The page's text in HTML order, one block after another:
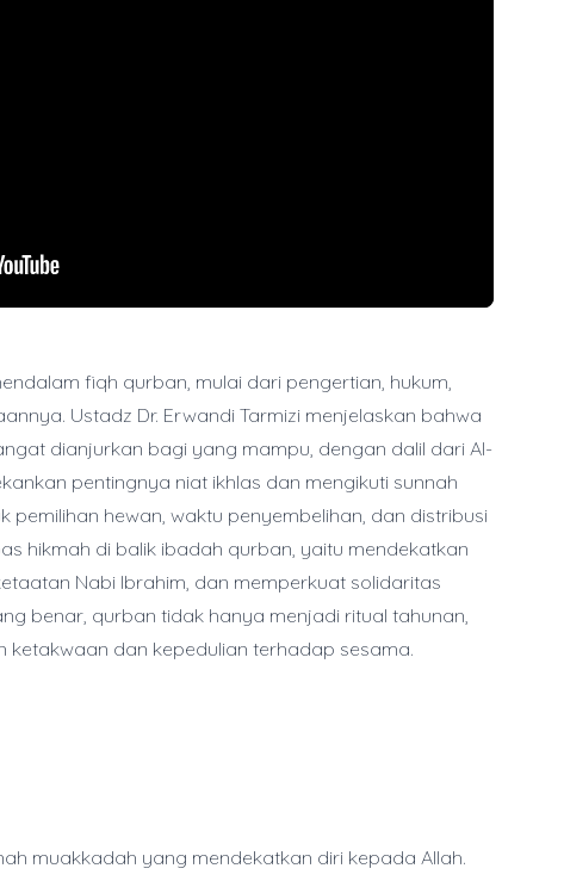
fiqh qurban, mulai dari pengertian, hukum,
Ustadz Dr. Erwandi Tarmizi menjelaskan bahwa
dianjurkan bagi yang mampu, dengan dalil dari Al-
pentingnya niat ikhlas dan mengikuti sunnah
pemilihan hewan, waktu penyembelihan, dan distribusi
hikmah di balik ibadah qurban, yaitu mendekatkan
Nabi Ibrahim, dan memperkuat solidaritas
benar, qurban tidak hanya menjadi ritual tahunan,
dan kepedulian terhadap sesama.
muakkadah yang mendekatkan diri kepada Allah.